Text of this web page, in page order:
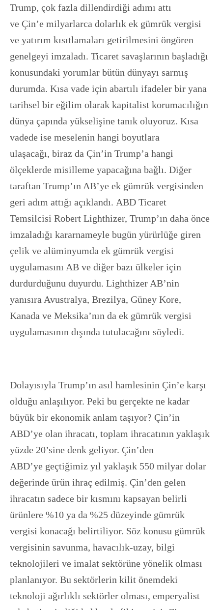
Trump, çok fazla dillendirdiği adımı attı
ve Çin’e milyarlarca dolarlık ek gümrük vergisi
ve yatırım kısıtlamaları getirilmesini öngören
genelgeyi imzaladı. Ticaret savaşlarının başladığı
konusundaki yorumlar bütün dünyayı sarmış
durumda. Kısa vade için abartılı ifadeler bir yana
tarihsel bir eğilim olarak kapitalist korumacılığın
dünya çapında yükselişine tanık oluyoruz. Kısa
vadede ise meselenin hangi boyutlara
ulaşacağı, biraz da Çin’in Trump’a hangi
ölçeklerde misilleme yapacağına bağlı. Diğer
taraftan Trump’ın AB’ye ek gümrük vergisinden
geri adım attığı açıklandı. ABD Ticaret
Temsilcisi Robert Lighthizer, Trump’ın daha önce
imzaladığı kararnameyle bugün yürürlüğe giren
çelik ve alüminyumda ek gümrük vergisi
uygulamasını AB ve diğer bazı ülkeler için
durdurduğunu duyurdu. Lighthizer AB’nin
yanısıra Avustralya, Brezilya, Güney Kore,
Kanada ve Meksika’nın da ek gümrük vergisi
uygulamasının dışında tutulacağını söyledi.
Dolayısıyla Trump’ın asıl hamlesinin Çin’e karşı
olduğu anlaşılıyor. Peki bu gerçekte ne kadar
büyük bir ekonomik anlam taşıyor? Çin’in
ABD’ye olan ihracatı, toplam ihracatının yaklaşık
yüzde 20’sine denk geliyor. Çin’den
ABD’ye geçtiğimiz yıl yaklaşık 550 milyar dolar
değerinde ürün ihraç edilmiş. Çin’den gelen
ihracatın sadece bir kısmını kapsayan belirli
ürünlere %10 ya da %25 düzeyinde gümrük
vergisi konacağı belirtiliyor. Söz konusu gümrük
vergisinin savunma, havacılık-uzay, bilgi
teknolojileri ve imalat sektörüne yönelik olması
planlanıyor. Bu sektörlerin kilit önemdeki
teknoloji ağırlıklı sektörler olması, emperyalist